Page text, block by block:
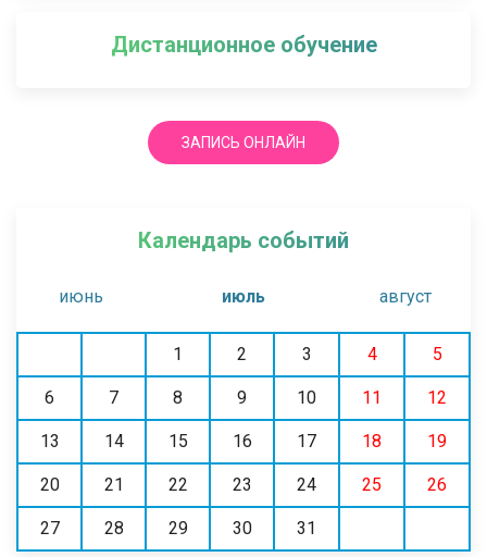
Дистанционное обучение
ЗАПИСЬ ОНЛАЙН
Календарь событий
июнь июль август
1 2 3 4 5
6 7 8 9 10 11 12
13 14 15 16 17 18 19
20 21 22 23 24 25 26
27 28 29 30 31